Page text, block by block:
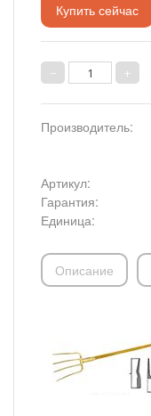
Купить сейчас
Производитель:
Артикул:
Гарантия:
Единица:
Описание